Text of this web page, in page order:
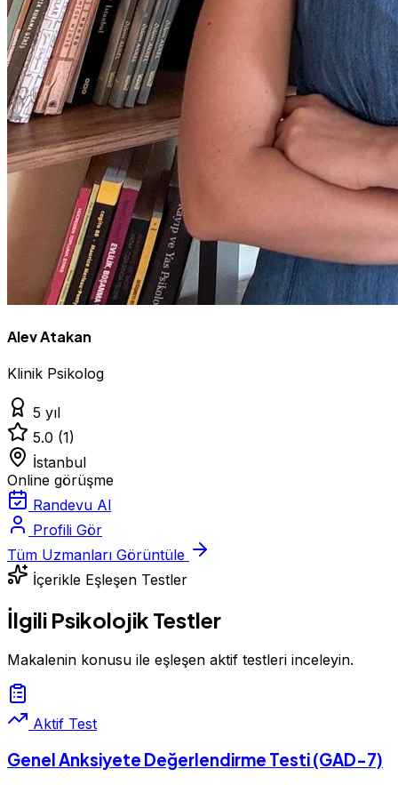
Alev Atakan
Klinik Psikolog
5 yıl
5.0 (1)
İstanbul
Online görüşme
Randevu Al
Profili Gör
Tüm Uzmanları Görüntüle
İçerikle Eşleşen Testler
İlgili Psikolojik Testler
Makalenin konusu ile eşleşen aktif testleri inceleyin.
Aktif Test
Genel Anksiyete Değerlendirme Testi (GAD-7)